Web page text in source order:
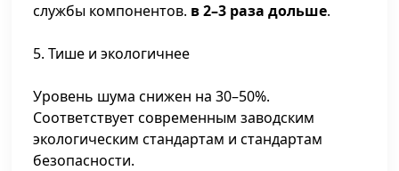
службы компонентов. в 2–3 раза дольше.
5. Тише и экологичнее
Уровень шума снижен на 30–50%.
Соответствует современным заводским
экологическим стандартам и стандартам
безопасности.